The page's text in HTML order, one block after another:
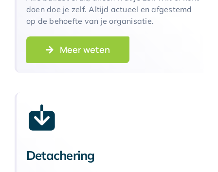
doen doe je zelf. Altijd actueel en afgestemd
op de behoefte van je organisatie.
Meer weten
Detachering